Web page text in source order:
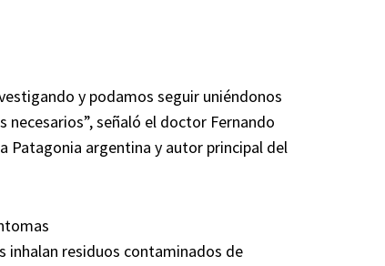
y podamos seguir uniéndonos
señaló el doctor Fernando
Patagonia argentina y autor principal del
inhalan residuos contaminados de